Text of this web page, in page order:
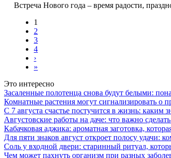
Встреча Нового года – время радости,
1
2
3
4
›
»
Это интересно
Засаленные полотенца снова будут белыми:
Комнатные растения могут сигнализировать о
С 7 августа счастье постучится в жизнь: каким
Августовские работы на даче: что важно
Кабачковая аджика: ароматная заготовка,
Для пяти знаков август откроет полосу удачи:
Соль у входной двери: старинный ритуал,
Чем может пахнуть организм при разных